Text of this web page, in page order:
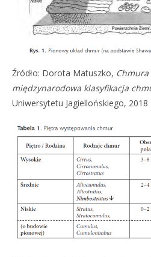
Źródło: Dorota Matuszko,
międzynarodowa klasyfikacja
Uniwersytetu Jagiellońskiego, 2018